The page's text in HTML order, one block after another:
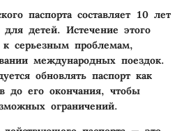
паспорта составляет 10 лет
детей. Истечение этого
серьезным проблемам,
международных поездок.
обновлять паспорт как
до его окончания, чтобы
ограничений.